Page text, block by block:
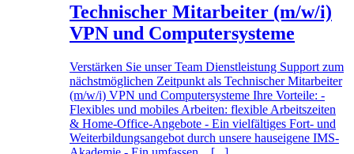
Technischer Mitarbeiter (m/w/i)
VPN und Computersysteme
Verstärken Sie unser Team Dienstleistung Support zum
nächstmöglichen Zeitpunkt als Technischer Mitarbeiter
(m/w/i) VPN und Computersysteme Ihre Vorteile: -
Flexibles und mobiles Arbeiten: flexible Arbeitszeiten
& Home-Office-Angebote - Ein vielfältiges Fort- und
Weiterbildungsangebot durch unsere hauseigene IMS-